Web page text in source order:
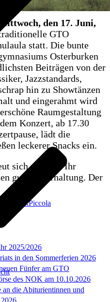
Mittwoch, den 17. Juni,
GTO
statt. Die bunte
Osterburken
Beiträgen von der
Jazzstandards,
hin zu Showtänzen
und eingerahmt wird
Raumgestaltung
Konzert, ab 17.30
lädt die
leckerer Snacks ein.
sich sehr auf Ihr
gute Unterhaltung. Der
MusikPiccola
2025/2026
in den Sommerferien 2026
Fünfer am GTO
des NOK am 10.10.2026
an die Abiturientinnen und